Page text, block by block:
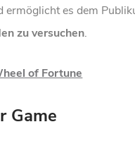
ermöglicht es dem
zu versuchen.
of Fortune
Game